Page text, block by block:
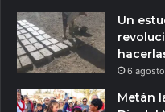
Un
6
Metán